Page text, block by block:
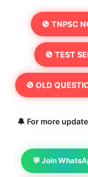
🚫 TNPSC
🚫 TEST
🚫 OLD
🔔 For more
💬 Join